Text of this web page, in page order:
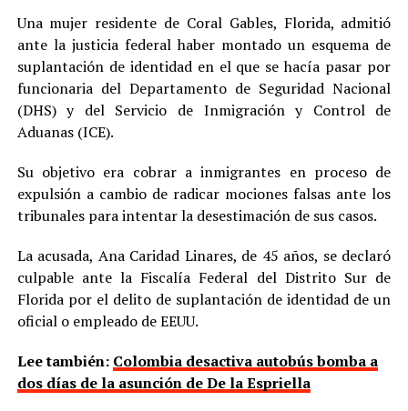
Una mujer residente de Coral Gables, Florida, admitió
ante la justicia federal haber montado un esquema de
suplantación de identidad en el que se hacía pasar por
funcionaria del Departamento de Seguridad Nacional
(DHS) y del Servicio de Inmigración y Control de
Aduanas (ICE).
Su objetivo era cobrar a inmigrantes en proceso de
expulsión a cambio de radicar mociones falsas ante los
tribunales para intentar la desestimación de sus casos.
La acusada, Ana Caridad Linares, de 45 años, se declaró
culpable ante la Fiscalía Federal del Distrito Sur de
Florida por el delito de suplantación de identidad de un
oficial o empleado de EEUU.
Lee también: Colombia desactiva autobús bomba a
dos días de la asunción de De la Espriella